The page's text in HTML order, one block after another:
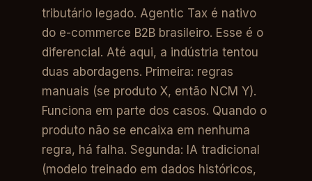
tributário legado. Agentic Tax é nativo
do e-commerce B2B brasileiro. Esse é o
diferencial. Até aqui, a indústria tentou
duas abordagens. Primeira: regras
manuais (se produto X, então NCM Y).
Funciona em parte dos casos. Quando o
produto não se encaixa em nenhuma
regra, há falha. Segunda: IA tradicional
(modelo treinado em dados históricos,